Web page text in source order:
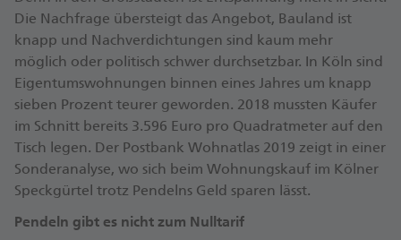
Die Nachfrage übersteigt das Angebot, Bauland ist
knapp und Nachverdichtungen sind kaum mehr
möglich oder politisch schwer durchsetzbar. In Köln sind
Eigentumswohnungen binnen eines Jahres um knapp
sieben Prozent teurer geworden. 2018 mussten Käufer
im Schnitt bereits 3.596 Euro pro Quadratmeter auf den
Tisch legen. Der Postbank Wohnatlas 2019 zeigt in einer
Sonderanalyse, wo sich beim Wohnungskauf im Kölner
Speckgürtel trotz Pendelns Geld sparen lässt.
Pendeln gibt es nicht zum Nulltarif